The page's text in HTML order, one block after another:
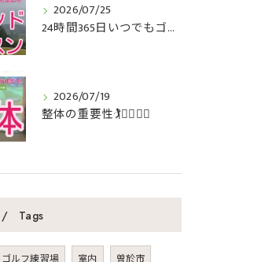
2026/07/25
24時間365日いつでもゴルフ🏌️🏌️‍♀️🏌️‍♂️
2026/07/19
整体の重要性🏌️🏌️‍♀️🏌️‍♂️
Tags
ゴルフ練習場 室内 曽於市